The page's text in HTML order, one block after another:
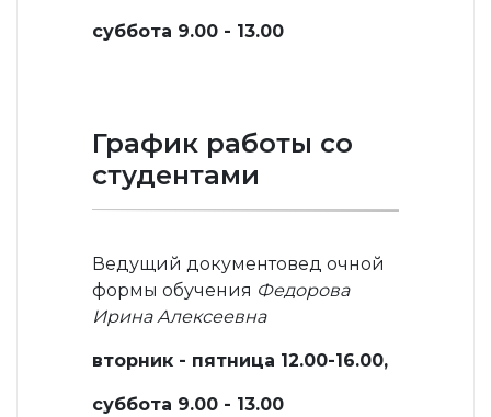
суббота 9.00 - 13.00
График работы со
студентами
Ведущий документовед очной
формы обучения Федорова
Ирина Алексеевна
вторник - пятница 12.00-16.00,
суббота 9.00 - 13.00